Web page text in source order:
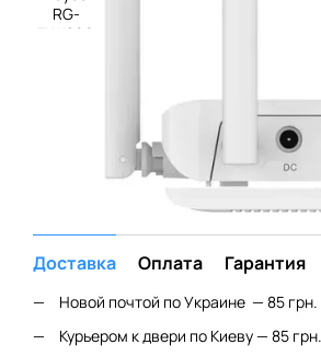
Доставка Оплата Гарантия
Новой почтой по Украине — 85 грн.
Курьером к двери по Киеву — 85 грн.